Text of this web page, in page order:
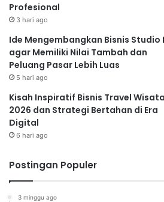
Profesional
3 hari ago
Ide Mengembangkan Bisnis Studio
agar Memiliki Nilai Tambah dan
Peluang Pasar Lebih Luas
5 hari ago
Kisah Inspiratif Bisnis Travel Wisata
2026 dan Strategi Bertahan di Era
Digital
6 hari ago
Postingan Populer
3 minggu ago